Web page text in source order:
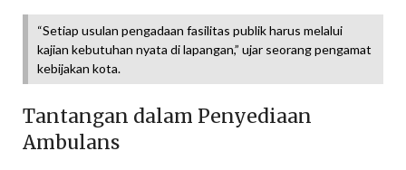
“Setiap usulan pengadaan fasilitas publik harus melalui
kajian kebutuhan nyata di lapangan,” ujar seorang pengamat
kebijakan kota.
Tantangan dalam Penyediaan
Ambulans